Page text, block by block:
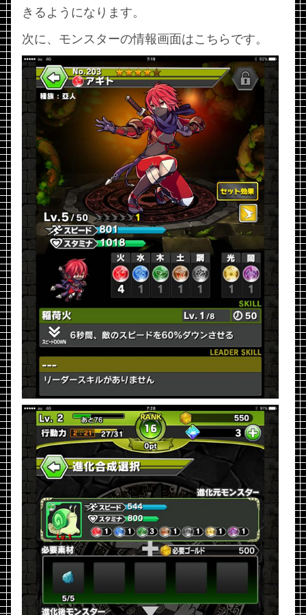
きるようになります。
次に、モンスターの情報画面はこちらです。